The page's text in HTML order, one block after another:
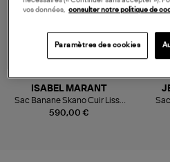
590,00 €
ISABEL MARANT
Sac Banane Skano Cuir Lisse
Bordeaux
vos données,
consulter notre politique de
Paramètres des cookies